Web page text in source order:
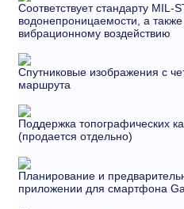
Соответствует стандарту MIL-
водонепроницаемости, а
вибрационному воздействию
Спутниковые изображения с
маршрута
Поддержка топографических
(продается отдельно)
Планирование и
приложении для смартфона